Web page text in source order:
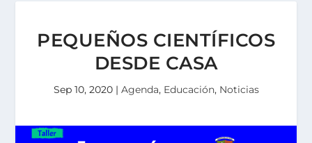
PEQUEÑOS CIENTÍFICOS
DESDE CASA
Sep 10, 2020| Agenda, Educación, Noticias